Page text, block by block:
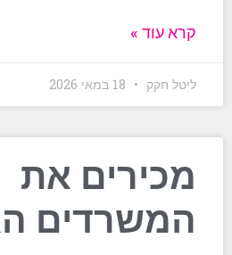
קרא עוד »
ליטל חקק
מכירים את
המשרדים